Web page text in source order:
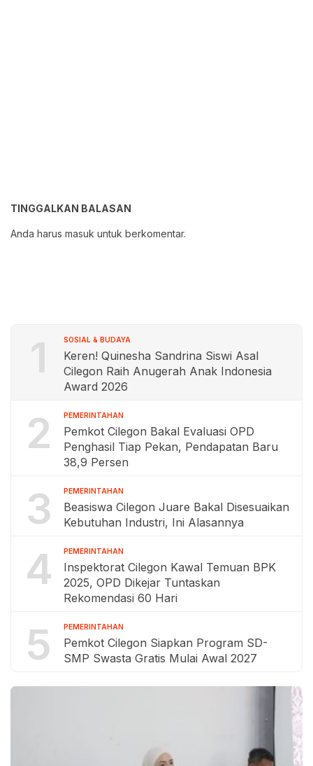
TINGGALKAN BALASAN
Anda harus masuk untuk berkomentar.
1 SOSIAL & BUDAYA
Keren! Quinesha Sandrina Siswi Asal
Cilegon Raih Anugerah Anak Indonesia
Award 2026
2 PEMERINTAHAN
Pemkot Cilegon Bakal Evaluasi OPD
Penghasil Tiap Pekan, Pendapatan Baru
38,9 Persen
3 PEMERINTAHAN
Beasiswa Cilegon Juare Bakal Disesuaikan
Kebutuhan Industri, Ini Alasannya
4 PEMERINTAHAN
Inspektorat Cilegon Kawal Temuan BPK
2025, OPD Dikejar Tuntaskan
Rekomendasi 60 Hari
5 PEMERINTAHAN
Pemkot Cilegon Siapkan Program SD-
SMP Swasta Gratis Mulai Awal 2027